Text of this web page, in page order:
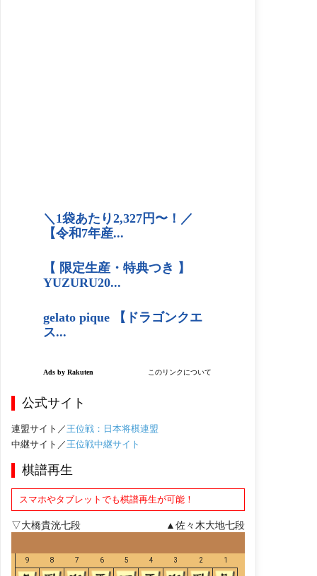
公式サイト
連盟サイト／ 王位戦：日本将棋連盟
中継サイト／ 王位戦中継サイト
棋譜再生
スマホやタブレットでも棋譜再生が可能！
▽大橋貴洸七段 ▲佐々木大地七段
9 8 7 6 5 4 3 2 1